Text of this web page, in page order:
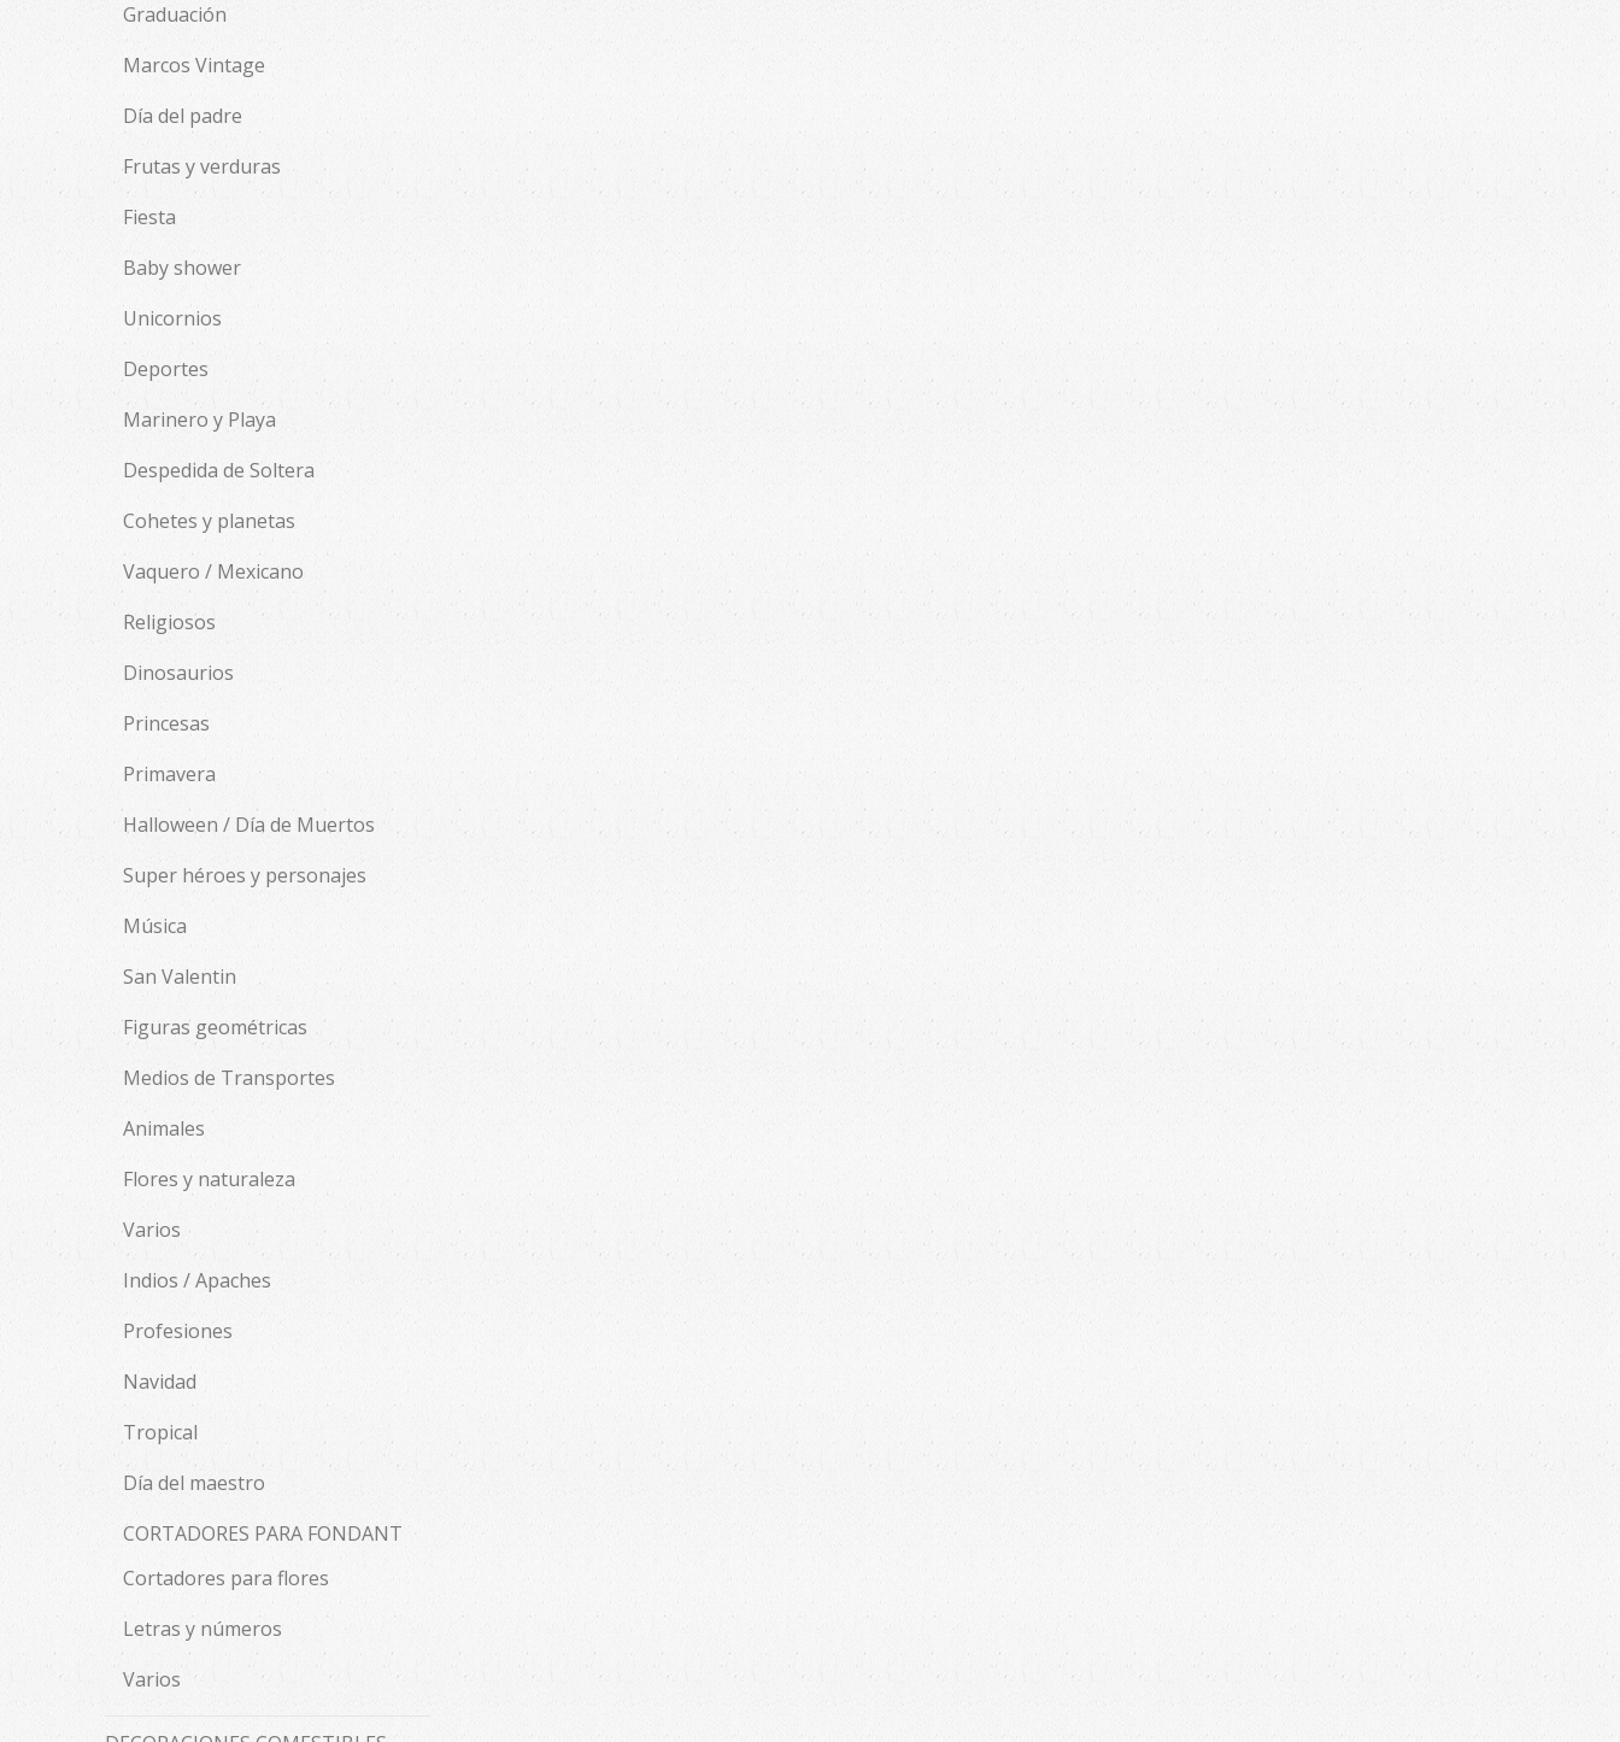
Graduación
Marcos Vintage
Día del padre
Frutas y verduras
Fiesta
Baby shower
Unicornios
Deportes
Marinero y Playa
Despedida de Soltera
Cohetes y planetas
Vaquero / Mexicano
Religiosos
Dinosaurios
Princesas
Primavera
Halloween / Día de Muertos
Super héroes y personajes
Música
San Valentin
Figuras geométricas
Medios de Transportes
Animales
Flores y naturaleza
Varios
Indios / Apaches
Profesiones
Navidad
Tropical
Día del maestro
CORTADORES PARA FONDANT
Cortadores para flores
Letras y números
Varios